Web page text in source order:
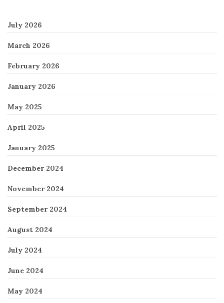
July 2026
March 2026
February 2026
January 2026
May 2025
April 2025
January 2025
December 2024
November 2024
September 2024
August 2024
July 2024
June 2024
May 2024